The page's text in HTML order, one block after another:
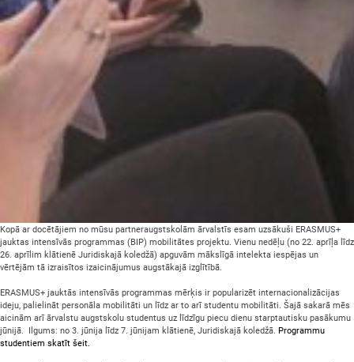
Kopā ar docētājiem no mūsu partneraugstskolām ārvalstīs esam uzsākuši ERASMUS+
jauktas intensīvās programmas (BIP) mobilitātes projektu. Vienu nedēļu (no 22. aprīļa līdz
26. aprīlim klātienē Juridiskajā koledžā) apguvām mākslīgā intelekta iespējas un
vērtējām tā izraisītos izaicinājumus augstākajā izglītībā.
ERASMUS+ jauktās intensīvās programmas mērķis ir popularizēt internacionalizācijas
ideju, palielināt personāla mobilitāti un līdz ar to arī studentu mobilitāti. Šajā sakarā mēs
aicinām arī ārvalstu augstskolu studentus uz līdzīgu piecu dienu starptautisku pasākumu
jūnijā. Ilgums: no 3. jūnija līdz 7. jūnijam klātienē, Juridiskajā koledžā. Programmu
studentiem skatīt šeit.